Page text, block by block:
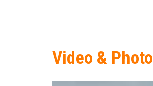
Video & Photo